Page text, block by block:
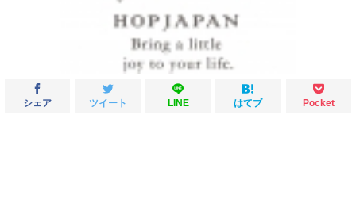
シェア ツイート LINE はてブ Pocket